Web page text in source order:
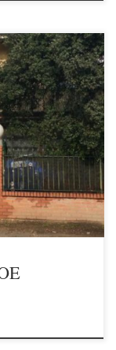
notificaciones –
El Escorial)
afectados por el
los que, por
de notificar […]